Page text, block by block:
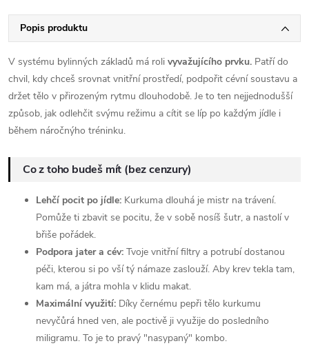
Popis produktu
V systému bylinných základů má roli vyvažujícího prvku. Patří do
chvil, kdy chceš srovnat vnitřní prostředí, podpořit cévní soustavu a
držet tělo v přirozeným rytmu dlouhodobě. Je to ten nejjednodušší
způsob, jak odlehčit svýmu režimu a cítit se líp po každým jídle i
během náročnýho tréninku.
Co z toho budeš mít (bez cenzury)
Lehčí pocit po jídle: Kurkuma dlouhá je mistr na trávení.
Pomůže ti zbavit se pocitu, že v sobě nosíš šutr, a nastolí v
břiše pořádek.
Podpora jater a cév: Tvoje vnitřní filtry a potrubí dostanou
péči, kterou si po vší tý námaze zaslouží. Aby krev tekla tam,
kam má, a játra mohla v klidu makat.
Maximální využití: Díky černému pepři tělo kurkumu
nevyčůrá hned ven, ale poctivě ji využije do posledního
miligramu. To je to pravý "nasypaný" kombo.